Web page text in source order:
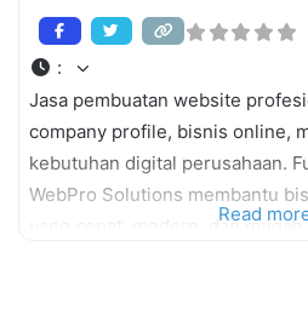
:
Jasa pembuatan website
company profile, bisnis online,
kebutuhan digital perusahaan.
WebPro Solutions membantu
yang cepat, modern, dan
Read